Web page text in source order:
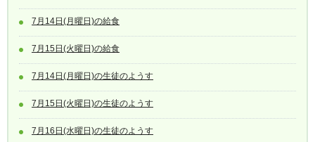
7月14日(月曜日)の給食
7月15日(火曜日)の給食
7月14日(月曜日)の生徒のようす
7月15日(火曜日)の生徒のようす
7月16日(水曜日)の生徒のようす